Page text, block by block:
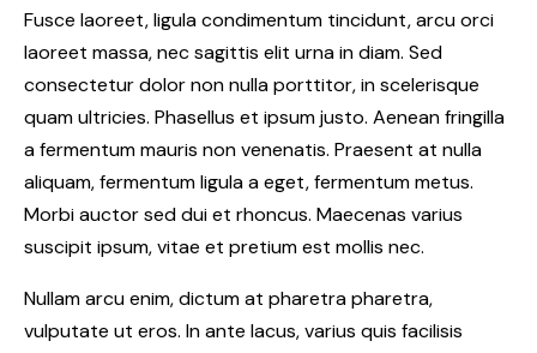
Fusce laoreet, ligula condimentum tincidunt, arcu orci
laoreet massa, nec sagittis elit urna in diam. Sed
consectetur dolor non nulla porttitor, in scelerisque
quam ultricies. Phasellus et ipsum justo. Aenean fringilla
a fermentum mauris non venenatis. Praesent at nulla
aliquam, fermentum ligula a eget, fermentum metus.
Morbi auctor sed dui et rhoncus. Maecenas varius
suscipit ipsum, vitae et pretium est mollis nec.
Nullam arcu enim, dictum at pharetra pharetra,
vulputate ut eros. In ante lacus, varius quis facilisis